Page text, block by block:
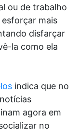
ou de trabalho
mais
disfarçar
la como ela
indica que no
agora em
no